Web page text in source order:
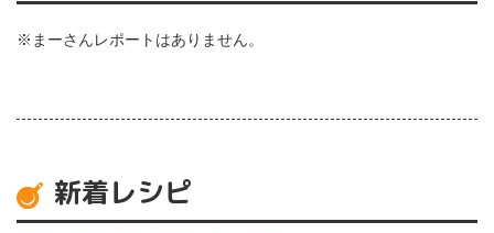
※まーさんレポートはありません。
新着レシピ